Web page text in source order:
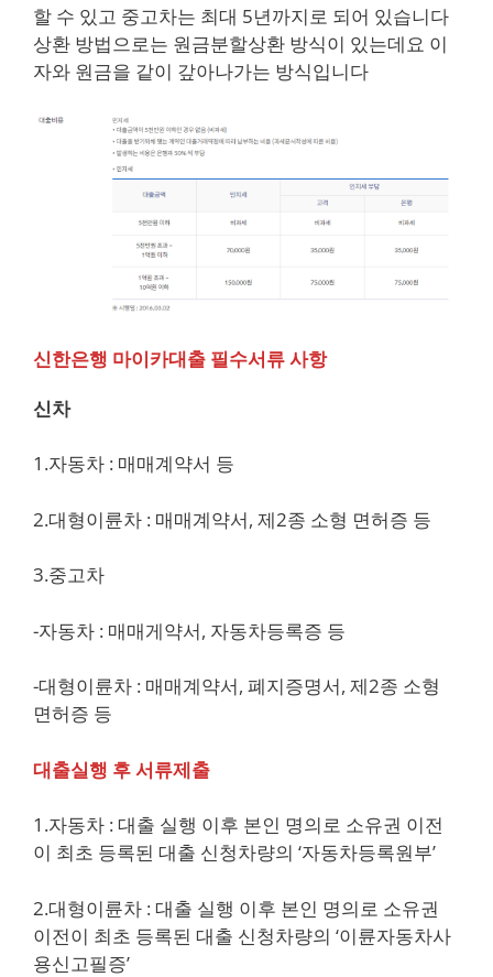
할 수 있고 중고차는 최대 5년까지로 되어 있습니다
상환 방법으로는 원금분할상환 방식이 있는데요 이
자와 원금을 같이 갚아나가는 방식입니다
신한은행 마이카대출 필수서류 사항
신차
1.자동차 : 매매계약서 등
2.대형이륜차 : 매매계약서, 제2종 소형 면허증 등
3.중고차
-자동차 : 매매게약서, 자동차등록증 등
-대형이륜차 : 매매계약서, 폐지증명서, 제2종 소형
면허증 등
대출실행 후 서류제출
1.자동차 : 대출 실행 이후 본인 명의로 소유권 이전
이 최초 등록된 대출 신청차량의 ‘자동차등록원부’
2.대형이륜차 : 대출 실행 이후 본인 명의로 소유권
이전이 최초 등록된 대출 신청차량의 ‘이륜자동차사
용신고필증’